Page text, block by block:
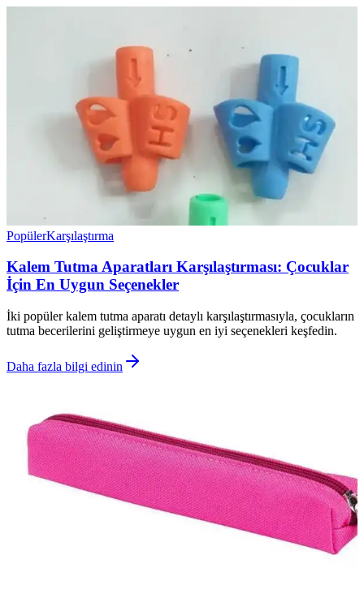
PopülerKarşılaştırma
Kalem Tutma Aparatları Karşılaştırması: Çocuklar
İçin En Uygun Seçenekler
İki popüler kalem tutma aparatı detaylı karşılaştırmasıyla, çocukların
tutma becerilerini geliştirmeye uygun en iyi seçenekleri keşfedin.
Daha fazla bilgi edinin